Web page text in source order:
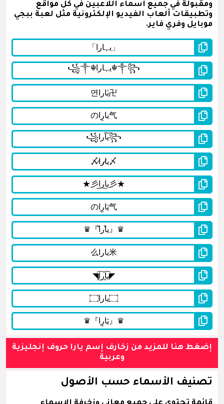
ومقبولة في جميع أسماء اللاعبين في كل مواقع
وتطبيقات ألعاب الفيديو الإلكترونية مثل لعبة ببجي
موبايل وفري فاير.
إضغط هنا للمزيد من زخارف إسم يارا حروف إنجليزية
وعربية
تصنيف الأسماء حسب الأصول